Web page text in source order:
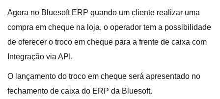
Agora no Bluesoft ERP quando um cliente realizar uma
compra em cheque na loja, o operador tem a possibilidade
de oferecer o troco em cheque para a frente de caixa com
Integração via API.
O lançamento do troco em cheque será apresentado no
fechamento de caixa do ERP da Bluesoft.